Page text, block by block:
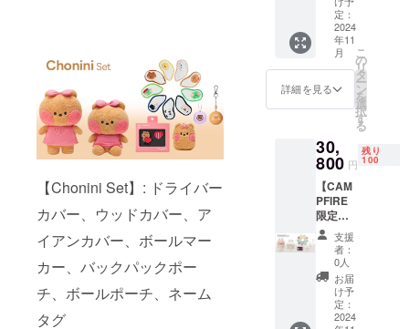
【Chonini Set】: ドライバー
カバー、ウッドカバー、ア
イアンカバー、ボールマー
カー、バックパックポー
チ、ボールポーチ、ネーム
タグ
ネーム
タグ ※
デザイ
ン・仕
様は変
更にな
す。ご
了承く
ださ
い。 ※
ご注文
状況、
使用部
材の供
給状
況、製
造工程
上の都
合等に
・ドラ
イバー
バー、
ウッド
カ
バー、
アイア
バー、
ボール
マー
カー、
バック
パック
ポー
チ、パ
ター
キー
パー、
ボール
ポーチ
定：
2024
年11
月
詳細を見る
こ
の
リ
タ
ー
ン
を
選
択
す
る
30,
800 円
残り
100
【CAM
PFIRE
限定】
Conini
Set
【リ
ターン
内容】
・ドラ
イバー
支援
者：
0人
お届
け予
定：
2024